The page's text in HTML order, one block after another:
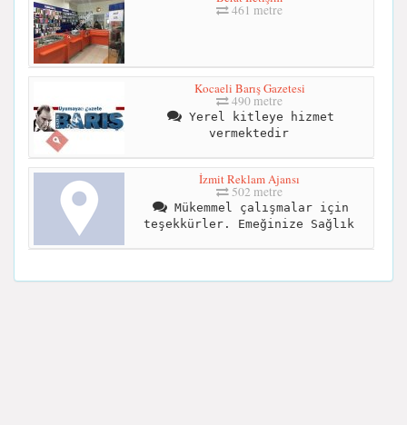
461 metre
Kocaeli Barış Gazetesi
490 metre
Yerel kitleye hizmet
vermektedir
İzmit Reklam Ajansı
502 metre
Mükemmel çalışmalar için
teşekkürler. Emeğinize Sağlık